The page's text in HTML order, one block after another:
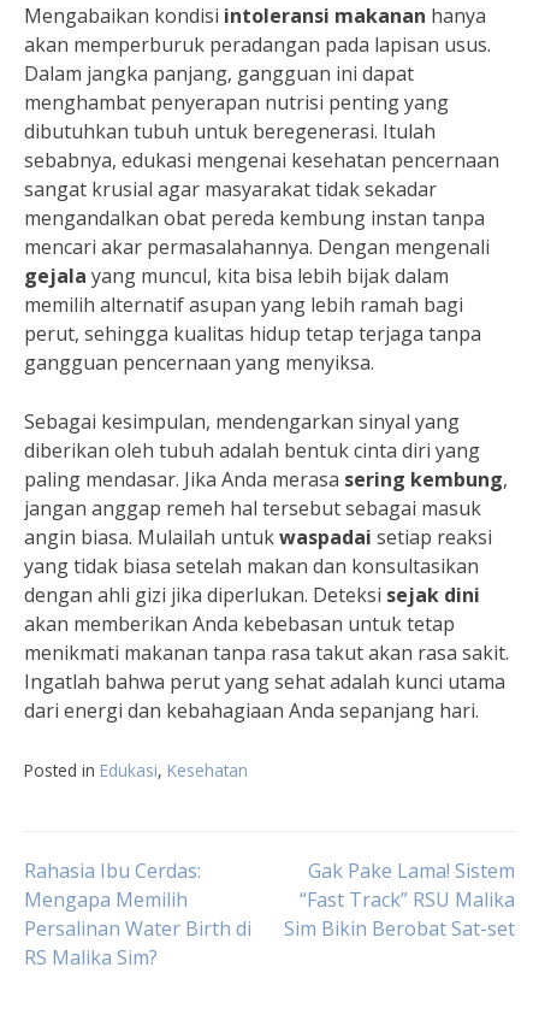
Mengabaikan kondisi intoleransi makanan hanya
akan memperburuk peradangan pada lapisan usus.
Dalam jangka panjang, gangguan ini dapat
menghambat penyerapan nutrisi penting yang
dibutuhkan tubuh untuk beregenerasi. Itulah
sebabnya, edukasi mengenai kesehatan pencernaan
sangat krusial agar masyarakat tidak sekadar
mengandalkan obat pereda kembung instan tanpa
mencari akar permasalahannya. Dengan mengenali
gejala yang muncul, kita bisa lebih bijak dalam
memilih alternatif asupan yang lebih ramah bagi
perut, sehingga kualitas hidup tetap terjaga tanpa
gangguan pencernaan yang menyiksa.
Sebagai kesimpulan, mendengarkan sinyal yang
diberikan oleh tubuh adalah bentuk cinta diri yang
paling mendasar. Jika Anda merasa sering kembung,
jangan anggap remeh hal tersebut sebagai masuk
angin biasa. Mulailah untukwaspadai setiap reaksi
yang tidak biasa setelah makan dan konsultasikan
dengan ahli gizi jika diperlukan. Deteksi sejak dini
akan memberikan Anda kebebasan untuk tetap
menikmati makanan tanpa rasa takut akan rasa sakit.
Ingatlah bahwa perut yang sehat adalah kunci utama
dari energi dan kebahagiaan Anda sepanjang hari.
Posted in Edukasi, Kesehatan
Navigasi
pos
Rahasia Ibu Cerdas:
Mengapa Memilih
Persalinan Water Birth di
RS Malika Sim?
Gak Pake Lama! Sistem
“Fast Track” RSU Malika
Sim Bikin Berobat Sat-set